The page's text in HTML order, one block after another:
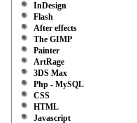
InDesign
Flash
After effects
The GIMP
Painter
ArtRage
3DS Max
Php - MySQL
CSS
HTML
Javascript